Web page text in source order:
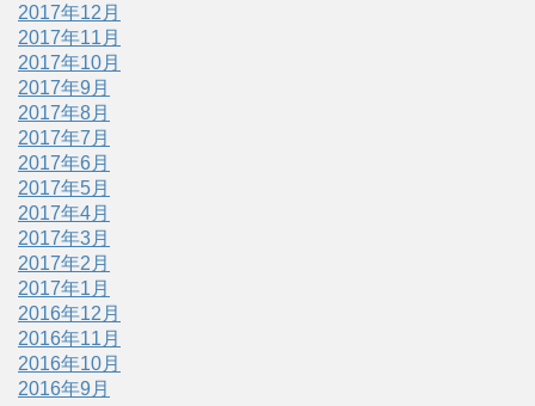
2017年12月
2017年11月
2017年10月
2017年9月
2017年8月
2017年7月
2017年6月
2017年5月
2017年4月
2017年3月
2017年2月
2017年1月
2016年12月
2016年11月
2016年10月
2016年9月